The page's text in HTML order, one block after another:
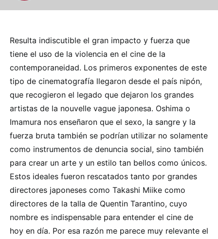
Resulta indiscutible el gran impacto y fuerza que
tiene el uso de la violencia en el cine de la
contemporaneidad. Los primeros exponentes de este
tipo de cinematografía llegaron desde el país nipón,
que recogieron el legado que dejaron los grandes
artistas de la nouvelle vague japonesa. Oshima o
Imamura nos enseñaron que el sexo, la sangre y la
fuerza bruta también se podrían utilizar no solamente
como instrumentos de denuncia social, sino también
para crear un arte y un estilo tan bellos como únicos.
Estos ideales fueron rescatados tanto por grandes
directores japoneses como Takashi Miike como
directores de la talla de Quentin Tarantino, cuyo
nombre es indispensable para entender el cine de
hoy en día. Por esa razón me parece muy relevante el